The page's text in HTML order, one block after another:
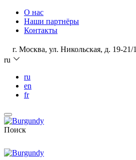
О нас
Наши партнёры
Контакты
г. Москва, ул. Никольская, д. 19-21/1
ru
ru
en
fr
Поиск